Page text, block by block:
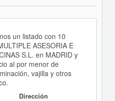
un listado con 10
ASESORIA E
S.L. en MADRID y
al por menor de
vajilla y otros
Dirección